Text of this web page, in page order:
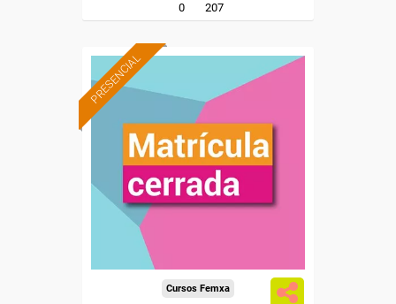
0 207
PRESENCIAL
Cursos Femxa